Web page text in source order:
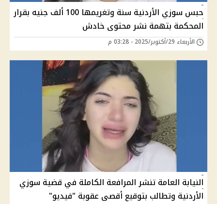
حبس سوزي الأردنية سنة وتغريمها 100 ألف جنيه بقرار
المحكمة بتهمة نشر محتوى خادش
الأربعاء 29/أكتوبر/2025 - 03:28 م
النيابة العامة تنشر المرافعة الكاملة في قضية سوزي
الأردنية وتطالب بتوقيع أقصى عقوبة "فيديو"